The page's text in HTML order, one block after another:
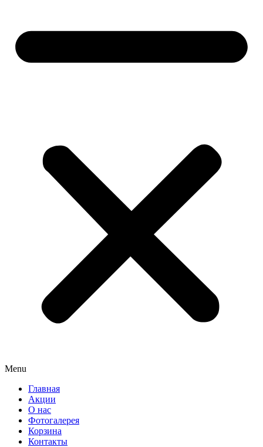
Menu
Главная
Акции
О нас
Фотогалерея
Корзина
Контакты